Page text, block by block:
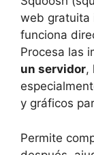
web gratuita
funciona
Procesa las
un servidor,
y gráficos
Permite